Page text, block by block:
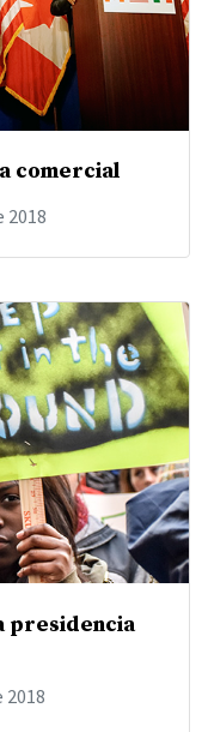
comercial
2018
presidencia
2018